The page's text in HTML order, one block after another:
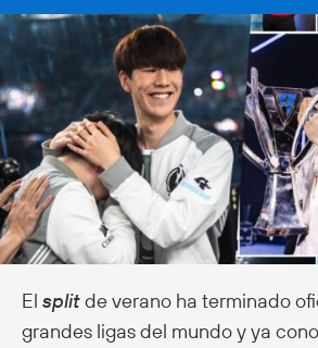
El splitde verano ha terminado
grandes ligas del mundo y ya